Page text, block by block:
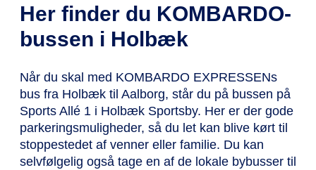
Her finder du KOMBARDO-
bussen i Holbæk
Når du skal med KOMBARDO EXPRESSENs
bus fra Holbæk til Aalborg, står du på bussen på
Sports Allé 1 i Holbæk Sportsby. Her er der gode
parkeringsmuligheder, så du let kan blive kørt til
stoppestedet af venner eller familie. Du kan
selvfølgelig også tage en af de lokale bybusser til